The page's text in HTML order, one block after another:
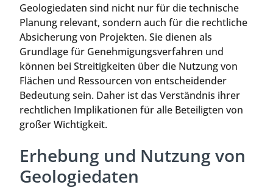
Geologiedaten sind nicht nur für die technische
Planung relevant, sondern auch für die rechtliche
Absicherung von Projekten. Sie dienen als
Grundlage für Genehmigungsverfahren und
können bei Streitigkeiten über die Nutzung von
Flächen und Ressourcen von entscheidender
Bedeutung sein. Daher ist das Verständnis ihrer
rechtlichen Implikationen für alle Beteiligten von
großer Wichtigkeit.
Erhebung und Nutzung von
Geologiedaten